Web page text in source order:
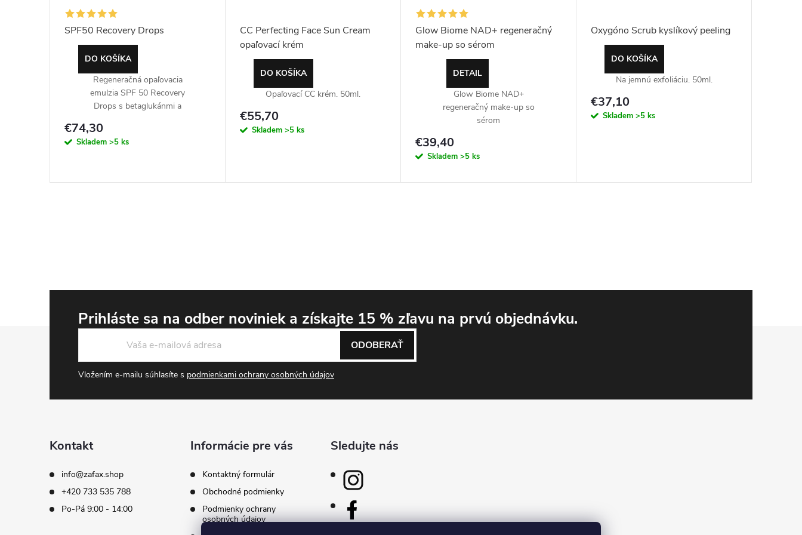
SPF50 Recovery Drops
€74,30
Skladem >5 ks
DO KOŠÍKA
Regeneračná opaľovacia
emulzia SPF 50 Recovery
Drops s betaglukánmi a
CC Perfecting Face Sun Cream
opaľovací krém
€55,70
Skladem >5 ks
DO KOŠÍKA
Opaľovací CC krém. 50ml.
Glow Biome NAD+ regeneračný
make-up so sérom
€39,40
Skladem >5 ks
DETAIL
Glow Biome NAD+
regeneračný make-up so
sérom
Oxygóno Scrub kyslíkový peeling
€37,10
Skladem >5 ks
DO KOŠÍKA
Na jemnú exfoliáciu. 50ml.
Prihláste sa na odber noviniek a získajte 15 % zľavu na prvú objednávku.
Vložením e-mailu súhlasíte s podmienkami ochrany osobných údajov
ODOBERAŤ
Kontakt
info@zafax.shop
+420 733 535 788
Po-Pá 9:00 - 14:00
Informácie pre vás
Kontaktný formulár
Obchodné podmienky
Podmienky ochrany
osobných údajov
Sledujte nás